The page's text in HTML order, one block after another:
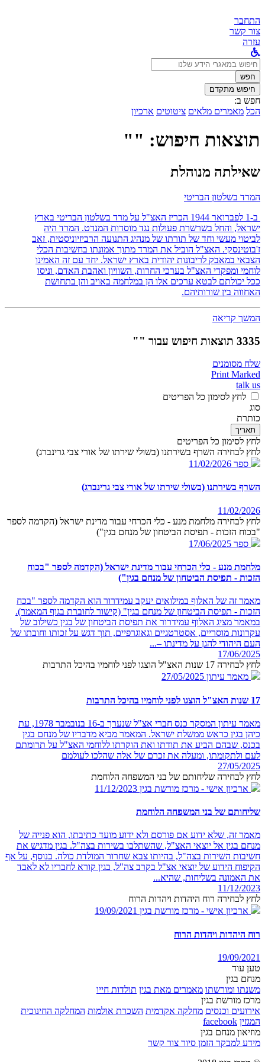
התחבר
צור קשר
עזרה
לחפש
ב:חפש
חיפוש מתקדם
חפש ב:
הכל מאמרים מלאים ציטוטים ארכיון
תוצאות חיפוש: ""
שאילתה מנוהלת
המרד בשלטון הבריטי
ב-1 לפברואר 1944 הכריז האצ"ל על מרד בשלטון הבריטי בארץ
ישראל, והחל בשרשרת פעולות נגד מוסדות המנדט. המרד היה
לביטוי מעשי וחד של תורתו של מנהיג התנועה הרביזיוניסטית, זאב
ז'בוטינסקי. האצ"ל הוביל את המרד מתוך אמונתו בחשיבות הכלי
הצבאי במאבק לריבונות יהודית בארץ ישראל. יחד עם זה האמינו
לוחמי ומפקדי האצ"ל בערכי החרות, השוויון ואהבת האדם, וניסו
ככל יכולתם לבטא ערכים אלו הן במלחמה באויב והן בתחושת
האחווה בין שורותיהם.
המשך קריאה
3335 תוצאות חיפוש עבור ""
שלח מסומנים
Print Marked
talk us
לחץ לסימון כל הפריטים
סוג
כותרת
תאריך
לחץ לסימון כל הפריטים
לחץ לבחירה השרף בשירתנו (בשולי שירתו של אורי צבי גרינברג)
ספר 11/02/2026
השרף בשירתנו (בשולי שירתו של אורי צבי גרינברג)
11/02/2026
לחץ לבחירה מלחמת מנע - כלי הכרחי עבור מדינת ישראל (הקדמה לספר
"בכוח הזכות - תפיסת הביטחון של מנחם בגין")
ספר 17/06/2025
מלחמת מנע - כלי הכרחי עבור מדינת ישראל (הקדמה לספר "בכוח
הזכות - תפיסת הביטחון של מנחם בגין")
מאמר זה של האלוף במילואים יעקב עמידרור הוא הקדמה לספר "בכח
הזכות - תפיסת הביטחון של מנחם בגין" (קישור לחוברת בגוף המאמר).
במאמר מציג האלוף עמידרור את תפיסת הביטחון של בגין כשילוב של
עקרונות מוסריים, אסטרטגיים וגאוגרפיים, תוך דגש על זכותו וחובתו של
העם היהודי להגן על מדינתו –...
17/06/2025
לחץ לבחירה 17 שנות האצ"ל הוצגו לפני לוחמיו בהיכל התרבות
מאמר עיתון 27/05/2025
17 שנות האצ"ל הוצגו לפני לוחמיו בהיכל התרבות
מאמר עיתון המסקר כנס חברי אצ"ל שנערך ב-16 בנובמבר 1978, עת
כיהן בגין כראש ממשלת ישראל. המאמר מביא מדבריו של מנחם בגין
בכנס, שבהם הביע את תודתו ואת הוקרתו ללוחמי האצ"ל על תרומתם
לעם ולתקומתו, ומעלה את זכרם של אלה שהלכו לעולמם
27/05/2025
לחץ לבחירה שליחותם של בני המשפחה הלוחמת
ארכיון אישי - מרכז מורשת בגין 11/12/2023
שליחותם של בני המשפחה הלוחמת
מאמר זה, שלא ידוע אם פורסם ולא ידוע מועד כתיבתו, הוא פנייה של
מנחם בגין אל יוצאי האצ"ל, שהשתלבו בשירות בצה"ל. בגין מדגיש את
חשיבות השירות בצה"ל, בהיותו צבא שחרור המולדת כולה. בנוסף, על אף
הקיפוח הידוע של יוצאי אצ"ל בקרב צה"ל, בגין קורא לחבריו לא לאבד
את האמונה בשליחות, שהיא...
11/12/2023
לחץ לבחירה רוח היהדות ויהדות הרוח
ארכיון אישי - מרכז מורשת בגין 19/09/2021
רוח היהדות ויהדות הרוח
19/09/2021
טען עוד
מנחם בגין
משנתו ומורשתו מאמרים מאת בגין תולדות חייו
מרכז מורשת בגין
אירועים וכנסים מחלקה אקדמית השכרת אולמות המחלקה החינוכית
המגזין facebook
מוזיאון מנחם בגין
מידע למבקר הזמן סיור צור קשר